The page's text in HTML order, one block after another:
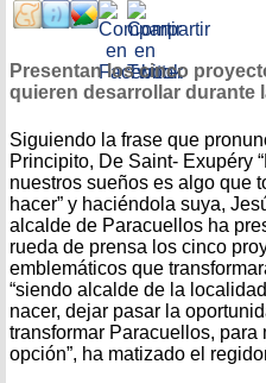
Presentan los cinco
quieren desarrollar durante
Siguiendo la frase que
Principito, De Saint- Exupéry
nuestros sueños es algo que
hacer” y haciéndola suya,
alcalde de Paracuellos ha
rueda de prensa los cinco
emblemáticos que
“siendo alcalde de la
nacer, dejar pasar la
transformar Paracuellos, para
opción”, ha matizado el